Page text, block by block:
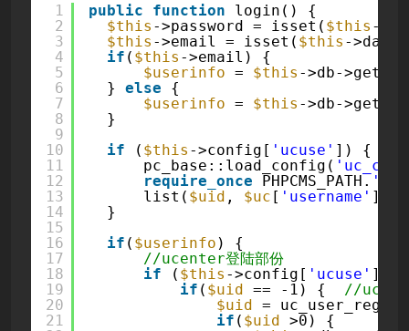
1
2
3
4
5
6
7
8
9
10
11
12
13
14
15
16
17
18
19
20
21
public function
login() {
$this ->password = isset( $this -
$this ->email = isset( $this ->data[
if ( $this ->email) {
$userinfo = $this ->db-
} else
{
$userinfo = $this ->db-
}
if
( $this ->config[ 'ucuse' ]) {
pc_base::load_config(
require_once
PHPCMS_PATH.
list( $uid , $uc [ 'username' ],
}
if ( $userinfo ) {
//ucenter登陆部份
if
( $this ->config[ 'ucuse' ]) {
if ( $uid == -1) { //uc不存
$uid =
if ( $uid >0) {